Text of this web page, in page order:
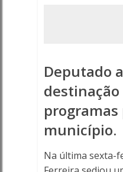
na
sexta-
feira
Deputado
destinação
programas
município.
Na última sexta-